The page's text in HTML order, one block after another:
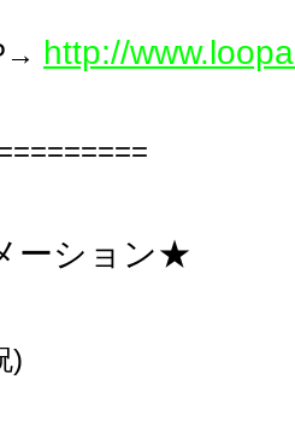
→ http://
ーション★
)